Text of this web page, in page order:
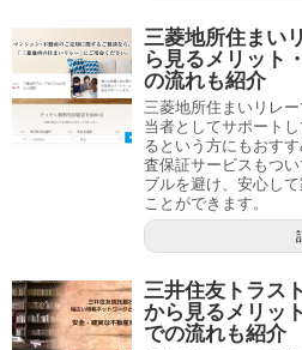
三菱地所住まい
ら見るメリット
の流れも紹介
三菱地所住まいリレ
当者としてサポート
るという方にもおす
査保証サービスもつ
ブルを避け、安心し
ことができます。
三井住友トラス
から見るメリッ
での流れも紹介